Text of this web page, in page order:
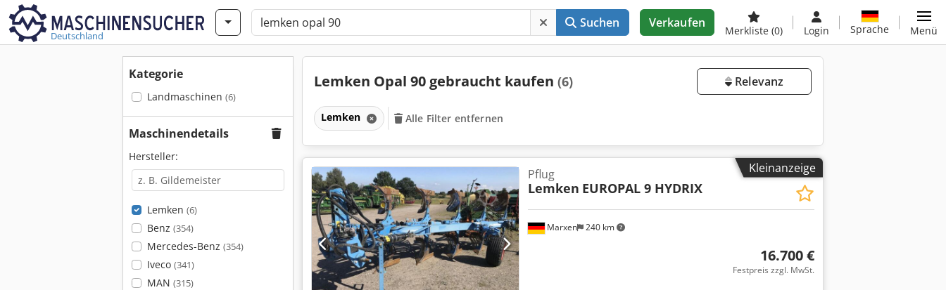
Deutschland
Suchen Verkaufen
Merkliste (0) Login Sprache Menü
Kategorie
Landmaschinen (6)
Maschinendetails
Hersteller:
Lemken (6)
Benz (354)
Mercedes-Benz (354)
Iveco (341)
MAN (315)
Lemken Opal 90 gebraucht kaufen (6) Relevanz
Lemken Alle Filter entfernen
Kleinanzeige
Marxen 240 km
Pflug
Lemken EUROPAL 9 HYDRIX
16.700 €
Festpreis zzgl. MwSt.